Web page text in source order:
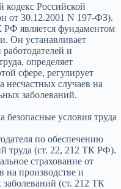
кодекс Российской
от 30.12.2001 N 197-ФЗ).
РФ является фундаментом
Он устанавливает
и
определяет
сфере, регулирует
несчастных случаев на
заболеваний.
безопасные условия труда
по обеспечению
труда (ст. 22, 212 ТК РФ).
страхование от
на производстве и
(ст. 212 ТК